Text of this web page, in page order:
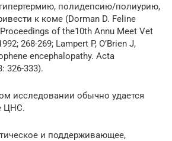
полидепсию/полиурию,
к коме (Dorman D. Feline
of the10th Annu Meet Vet
268-269; Lampert P, O’Brien J,
encephalopathy. Acta
326-333).
исследовании обычно удается
ЦНС.
и поддерживающее,